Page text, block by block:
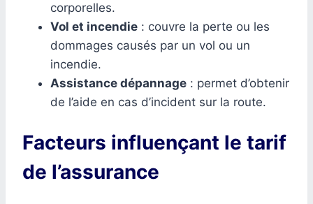
corporelles.
Vol et incendie : couvre la perte ou les
dommages causés par un vol ou un
incendie.
Assistance dépannage : permet d’obtenir
de l’aide en cas d’incident sur la route.
Facteurs influençant le tarif
de l’assurance